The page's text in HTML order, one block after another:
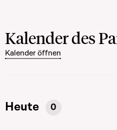
Kalender des
Kalender öffnen
Heute 0